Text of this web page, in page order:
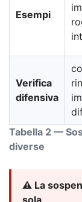
Tabella 2 —
diverse
Esempi
Verifica
difensiva
⚠️ La
sola